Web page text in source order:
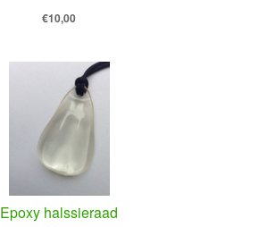
€10,00
Epoxy halssieraad